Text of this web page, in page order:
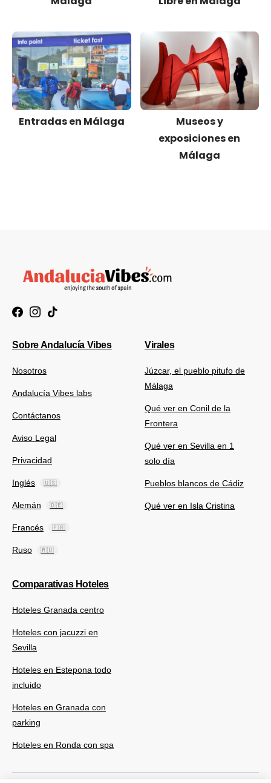
Entradas en Málaga
Museos y
exposiciones en
Málaga
Sobre Andalucía Vibes
Nosotros
Andalucía Vibes labs
Contáctanos
Aviso Legal
Privacidad
Inglés 🇺🇸
Alemán 🇩🇪
Francés 🇫🇷
Ruso 🇷🇺
Virales
Júzcar, el pueblo pitufo de
Málaga
Qué ver en Conil de la
Frontera
Qué ver en Sevilla en 1
solo día
Pueblos blancos de Cádiz
Qué ver en Isla Cristina
Comparativas Hoteles
Hoteles Granada centro
Hoteles con jacuzzi en
Sevilla
Hoteles en Estepona todo
incluido
Hoteles en Granada con
parking
Hoteles en Ronda con spa